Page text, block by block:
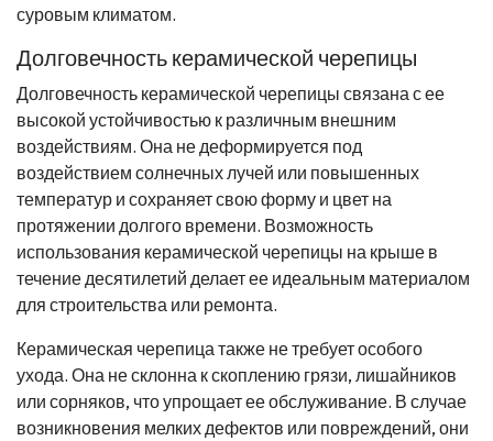
суровым климатом.
Долговечность керамической черепицы
Долговечность керамической черепицы связана с ее
высокой устойчивостью к различным внешним
воздействиям. Она не деформируется под
воздействием солнечных лучей или повышенных
температур и сохраняет свою форму и цвет на
протяжении долгого времени. Возможность
использования керамической черепицы на крыше в
течение десятилетий делает ее идеальным материалом
для строительства или ремонта.
Керамическая черепица также не требует особого
ухода. Она не склонна к скоплению грязи, лишайников
или сорняков, что упрощает ее обслуживание. В случае
возникновения мелких дефектов или повреждений, они